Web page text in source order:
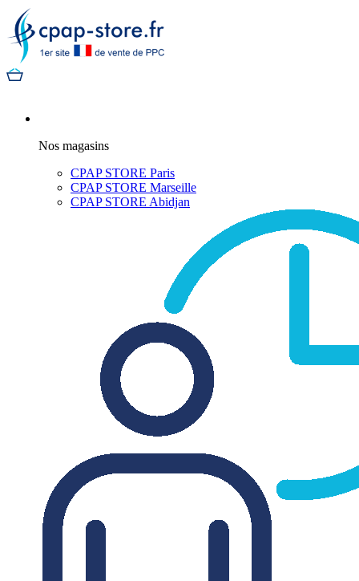
Nos magasins
CPAP STORE Paris
CPAP STORE Marseille
CPAP STORE Abidjan